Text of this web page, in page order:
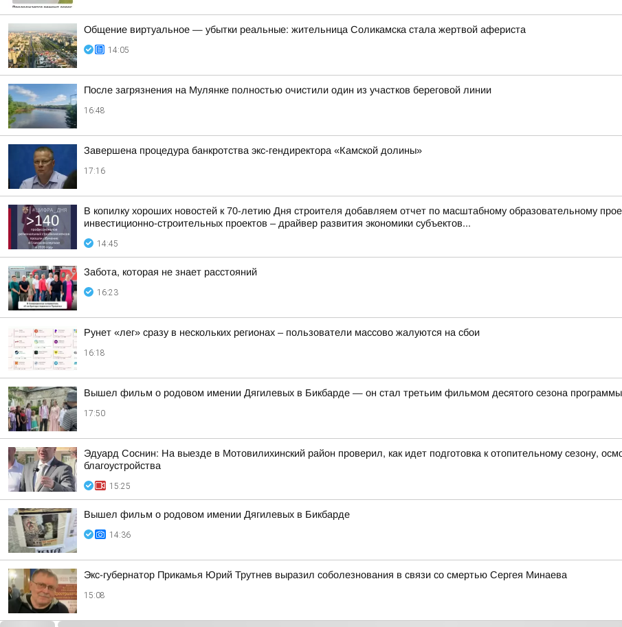
Общение виртуальное — убытки реальные: жительница Соликамска стала жертвой афериста
14:05
После загрязнения на Мулянке полностью очистили один из участков береговой линии
16:48
Завершена процедура банкротства экс-гендиректора «Камской долины»
17:16
В копилку хороших новостей к 70-летию Дня строителя добавляем отчет по масштабному образовательному
инвестиционно-строительных проектов – драйвер развития экономики субъектов...
14:45
Забота, которая не знает расстояний
16:23
Рунет «лег» сразу в нескольких регионах – пользователи массово жалуются на сбои
16:18
Вышел фильм о родовом имении Дягилевых в Бикбарде — он стал третьим фильмом десятого сезона
17:50
Эдуард Соснин: На выезде в Мотовилихинский район проверил, как идет подготовка к отопительному сезону,
благоустройства
15:25
Вышел фильм о родовом имении Дягилевых в Бикбарде
14:36
Экс-губернатор Прикамья Юрий Трутнев выразил соболезнования в связи со смертью Сергея Минаева
15:08